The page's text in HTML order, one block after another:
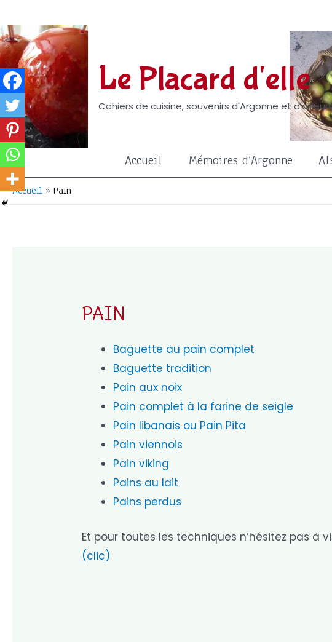
au
contenu
Le Placard d'elle
Cahiers de cuisine, souvenirs d'Argonne et
Accueil Mémoires d’Argonne
Accueil Pain
PAIN
Baguette au pain complet
Baguette tradition
Pain aux noix
Pain complet à la farine de seigle
Pain libanais ou Pain Pita
Pain viennois
Pain viking
Pains au lait
Pains perdus
Et pour toutes les techniques n’hésitez pas à
(clic)